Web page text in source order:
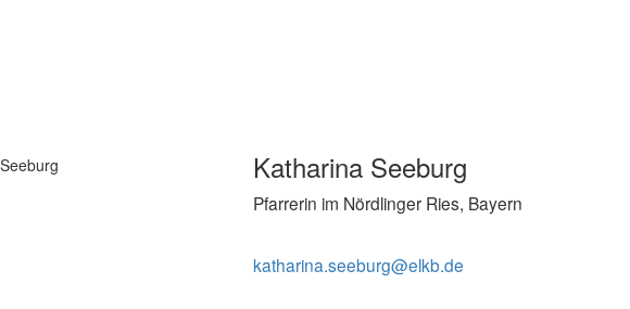
Katharina Seeburg
Pfarrerin im Nördlinger Ries, Bayern
katharina.seeburg@elkb.de